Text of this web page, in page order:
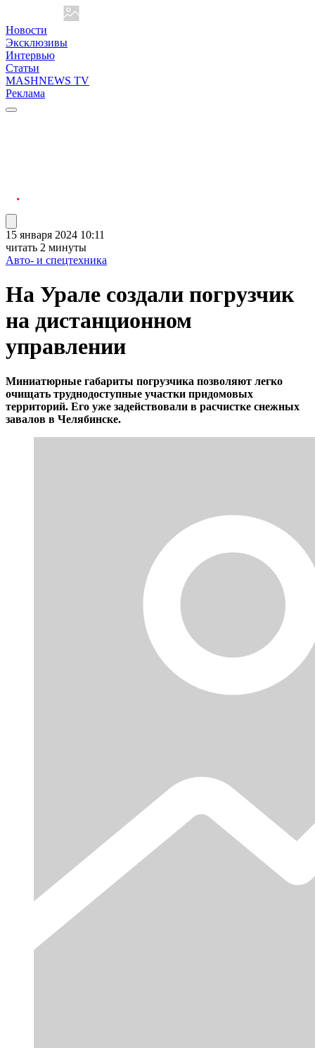
Новости
Эксклюзивы
Интервью
Статьи
MASHNEWS TV
Реклама
15 января 2024 10:11
читать 2 минуты
Авто- и спецтехника
На Урале создали погрузчик
на дистанционном
управлении
Миниатюрные габариты погрузчика позволяют легко
очищать труднодоступные участки придомовых
территорий. Его уже задействовали в расчистке снежных
завалов в Челябинске.